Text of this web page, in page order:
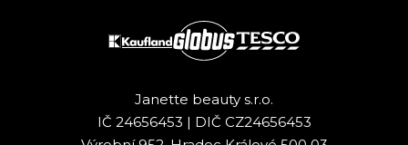
Janette beauty s.r.o.
IČ 24656453 | DIČ CZ24656453